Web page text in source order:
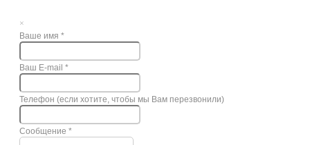
×
Ваше имя *
Ваш E-mail *
Телефон (если хотите, чтобы мы Вам перезвонили)
Сообщение *